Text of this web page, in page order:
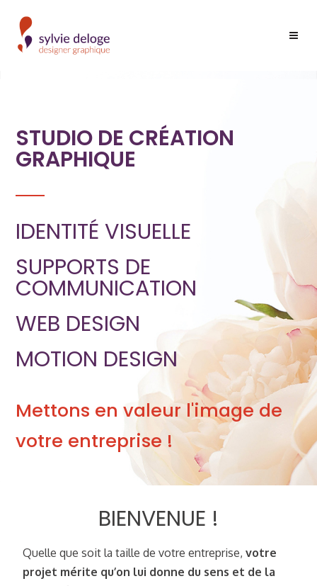
STUDIO DE CRÉATION
GRAPHIQUE
IDENTITÉ VISUELLE
SUPPORTS DE
COMMUNICATION
WEB DESIGN
MOTION DESIGN
Mettons en valeur l'image de
votre entreprise !
BIENVENUE !
Quelle que soit la taille de votre entreprise,votre
projet mérite qu’on lui donne du sens et de la